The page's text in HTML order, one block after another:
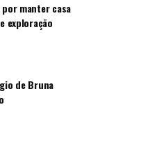
manter casa
exploração
de Bruna